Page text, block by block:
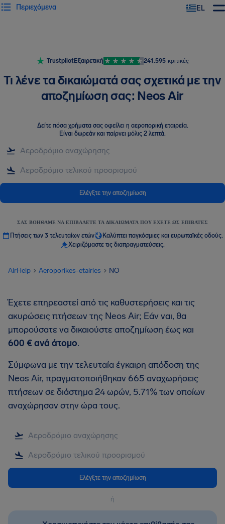
EL
Περιεχόμενα
TrustpilotΕξαιρετική 241.595 κριτικές
Τι λένε τα δικαιώματά σας σχετικά με την
αποζημίωση σας: Neos Air
Δείτε πόσα χρήματα σας οφείλει η αεροπορική εταιρεία.
Είναι δωρεάν και παίρνει μόλις 2 λεπτά.
Ελέγξτε την αποζημίωση
ΣΑΣ ΒΟΗΘΆΜΕ ΝΑ ΕΠΙΒΆΛΕΤΕ ΤΑ ΔΙΚΑΙΏΜΑΤΑ ΠΟΥ ΈΧΕΤΕ ΩΣ ΕΠΙΒΆΤΕΣ
Πτήσεις των 3 τελευταίων ετών
Καλύπτει παγκόσμιες και ευρωπαϊκές οδούς.
Χειριζόμαστε τις διαπραγματεύσεις.
AirHelp Aeroporikes-etairies NO
Έχετε επηρεαστεί από τις καθυστερήσεις και τις
ακυρώσεις πτήσεων της Neos Air; Εάν ναι, θα
μπορούσατε να δικαιούστε αποζημίωση έως και
600 €ανά άτομο.
Σύμφωνα με την τελευταία έγκαιρη απόδοση της
Neos Air, πραγματοποιήθηκαν 665 αναχωρήσεις
πτήσεων σε διάστημα 24 ωρών, 5.71% των οποίων
αναχώρησαν στην ώρα τους.
Ελέγξτε την αποζημίωση
ή